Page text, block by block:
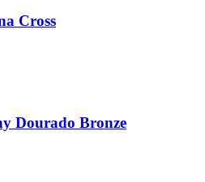
Cross
Dourado Bronze